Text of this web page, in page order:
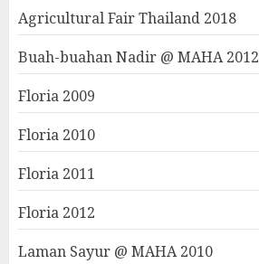
Agricultural Fair Thailand 2018
Buah-buahan Nadir @ MAHA 2012
Floria 2009
Floria 2010
Floria 2011
Floria 2012
Laman Sayur @ MAHA 2010